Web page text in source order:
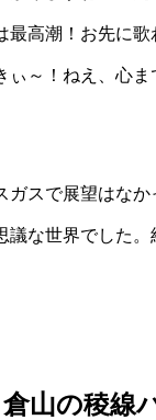
最高潮！お先に歌
ぃ～！ねえ、心
ガスで展望はなか
議な世界でした
山の稜線